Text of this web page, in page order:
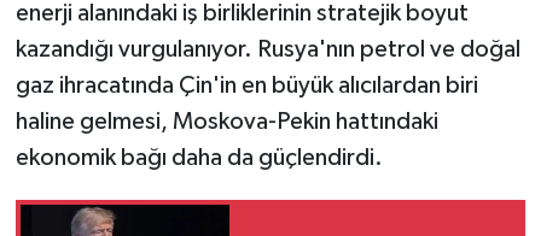
enerji alanındaki iş birliklerinin stratejik boyut
kazandığı vurgulanıyor. Rusya'nın petrol ve doğal
gaz ihracatında Çin'in en büyük alıcılardan biri
haline gelmesi, Moskova-Pekin hattındaki
ekonomik bağı daha da güçlendirdi.